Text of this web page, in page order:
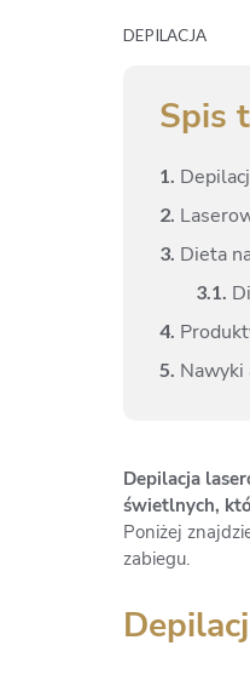
DEPILACJA
Spis
1.
2.
3. Dieta
3. 1.
4.
5.
Depilacja
świetlnych,
Poniżej
zabiegu.